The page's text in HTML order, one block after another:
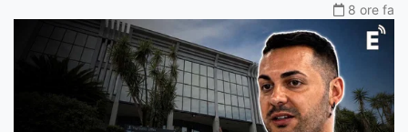
8 ore fa